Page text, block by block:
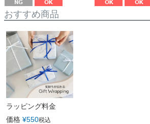
おすすめ商品
ラッピング料金
価格 ¥550税込